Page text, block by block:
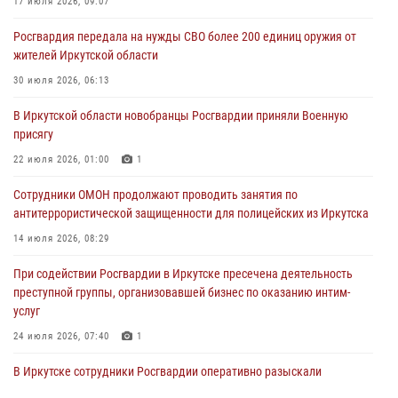
Дню Воздушно-десантных войск в Иркутской области
03 августа 2026, 03:32
сердца к сердцу» (видео)
31 июля 2026, 04:37
пропавшую пожилую женщину в Иркутске
30 июля 2026, 07:37
Росгвардия передала на нужды СВО более 200 единиц оружия от
жителей Иркутской области
30 июля 2026, 06:13
В Иркутской области новобранцы Росгвардии приняли Военную
присягу
22 июля 2026, 01:00 1
Сотрудники ОМОН продолжают проводить занятия по
антитеррористической защищенности для полицейских из Иркутска
14 июля 2026, 08:29
При содействии Росгвардии в Иркутске пресечена деятельность
преступной группы, организовавшей бизнес по оказанию интим-
услуг
24 июля 2026, 07:40 1
В Иркутске сотрудники Росгвардии оперативно разыскали